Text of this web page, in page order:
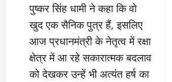
पुष्कर सिंह धामी ने कहा कि वो
खुद एक सैनिक पुत्र हैं, इसलिए
आज प्रधानमंत्री के नेतृत्व में रक्षा
क्षेत्र में आ रहे सकारात्मक बदलाव
को देखकर उन्हें भी अत्यंत हर्ष का